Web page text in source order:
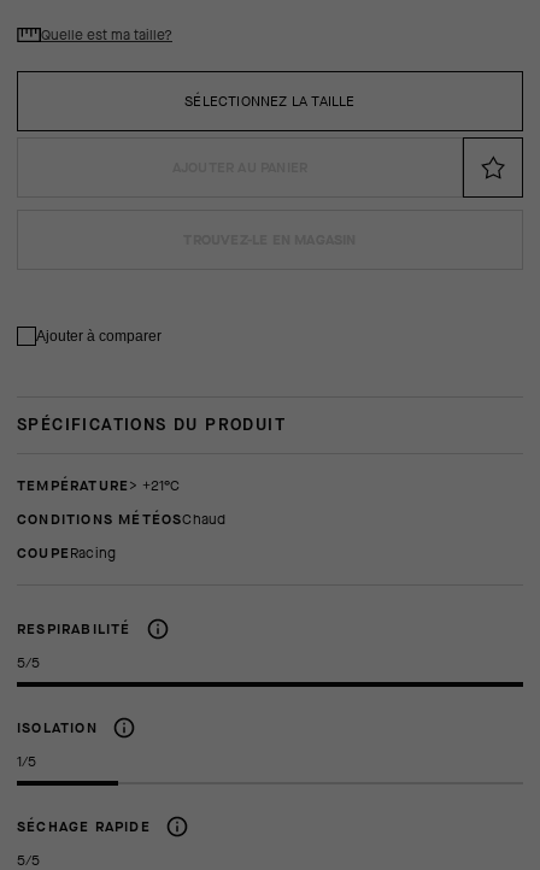
SÉLECTIONNEZ LA TAILLE
Quelle est ma taille?
Ajouter à comparer
SPÉCIFICATIONS DU PRODUIT
TEMPÉRATURE
> +21°C
CONDITIONS MÉTÉOS Chaud
COUPE racing
RESPIRABILITÉ
5/5
ISOLATION
1/5
SÉCHAGE RAPIDE
5/5